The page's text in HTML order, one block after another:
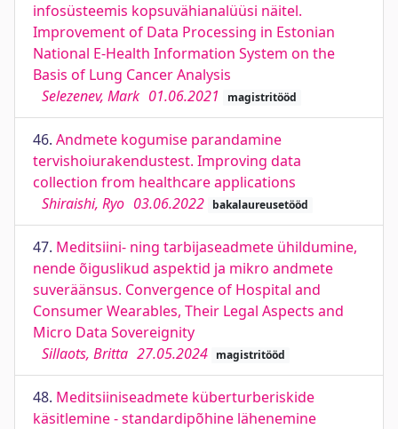
infosüsteemis kopsuvähianalüüsi näitel.
Improvement of Data Processing in Estonian
National E-Health Information System on the
Basis of Lung Cancer Analysis
Selezenev, Mark 01.06.2021 magistritööd
46. Andmete kogumise parandamine
tervishoiurakendustest. Improving data
collection from healthcare applications
Shiraishi, Ryo 03.06.2022 bakalaureusetööd
47. Meditsiini- ning tarbijaseadmete ühildumine,
nende õiguslikud aspektid ja mikro andmete
suveräänsus. Convergence of Hospital and
Consumer Wearables, Their Legal Aspects and
Micro Data Sovereignity
Sillaots, Britta 27.05.2024 magistritööd
48. Meditsiiniseadmete küberturberiskide
käsitlemine - standardipõhine lähenemine